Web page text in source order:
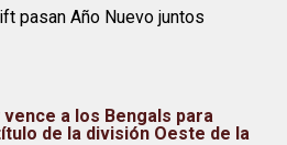
pasan Año Nuevo juntos
a los Bengals para
de la división Oeste de la